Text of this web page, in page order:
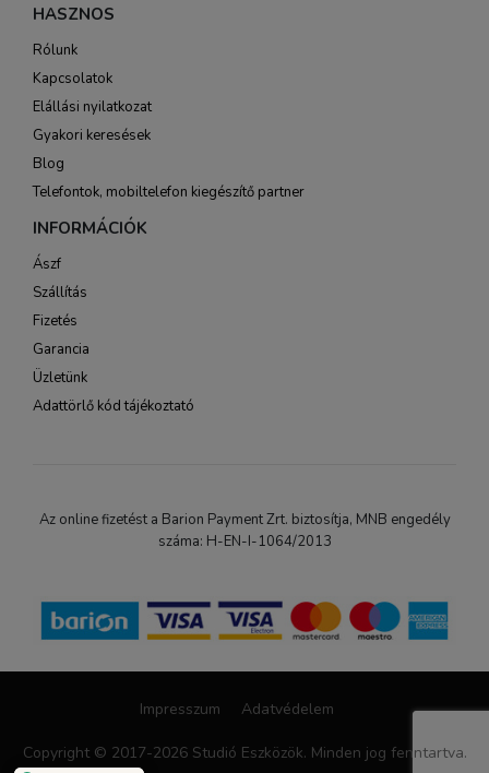
HASZNOS
Rólunk
Kapcsolatok
Elállási nyilatkozat
Gyakori keresések
Blog
Telefontok, mobiltelefon kiegészítő partner
INFORMÁCIÓK
Ászf
Szállítás
Fizetés
Garancia
Üzletünk
Adattörlő kód tájékoztató
Az online fizetést a Barion Payment Zrt. biztosítja, MNB engedély
száma: H-EN-I-1064/2013
Impresszum Adatvédelem
Copyright © 2017-2026 Studió Eszközök. Minden jog fenntartva.